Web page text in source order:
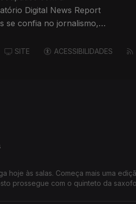
Digital News Report
se confia no jornalismo,
de Literatura
SITE ACESSIBILIDADES
hoje às salas. Começa mais uma
prossegue com o quinteto da